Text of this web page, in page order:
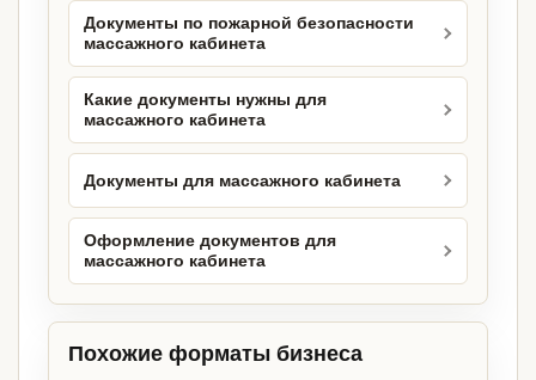
Документы по пожарной безопасности
массажного кабинета
Какие документы нужны для
массажного кабинета
Документы для массажного кабинета
Оформление документов для
массажного кабинета
Похожие форматы бизнеса